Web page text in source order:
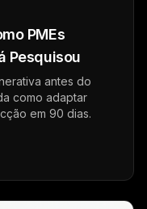
PMEs
Pesquisou
antes do
como adaptar
em 90 dias.